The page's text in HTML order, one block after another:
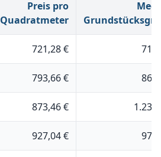
Preis pro
Quadratmeter
721,28 € 713
793,66 € 865
873,46 € 1.231
927,04 € 975